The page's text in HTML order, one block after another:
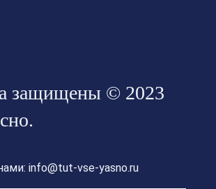
защищены © 2023
info@tut-vse-yasno.ru